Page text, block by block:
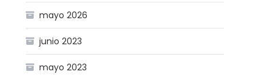
mayo 2026
junio 2023
mayo 2023